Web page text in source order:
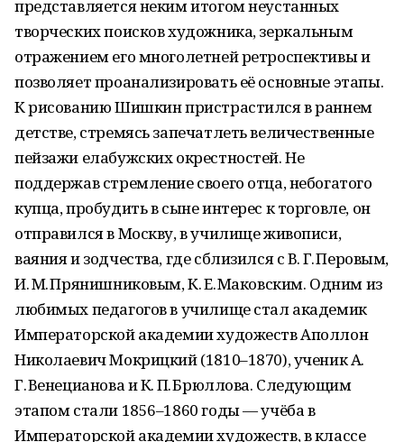
представляется неким итогом неустанных
творческих поисков художника, зеркальным
отражением его многолетней ретроспективы и
позволяет проанализировать её основные этапы.
К рисованию Шишкин пристрастился в раннем
детстве, стремясь запечатлеть величественные
пейзажи елабужских окрестностей. Не
поддержав стремление своего отца, небогатого
купца, пробудить в сыне интерес к торговле, он
отправился в Москву, в училище живописи,
ваяния и зодчества, где сблизился с В. Г. Перовым,
И. М. Прянишниковым, К. Е. Маковским. Одним из
любимых педагогов в училище стал академик
Императорской академии художеств Аполлон
Николаевич Мокрицкий (1810–1870), ученик А.
Г. Венецианова и К. П. Брюллова. Следующим
этапом стали 1856–1860 годы — учёба в
Императорской академии художеств, в классе